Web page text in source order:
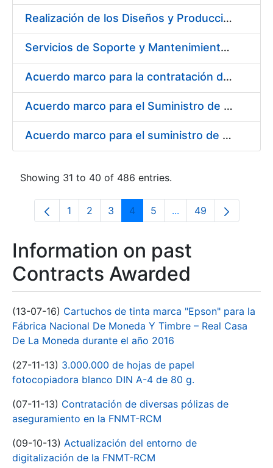
Realización de los Diseños y Producción del Material Gráfico, en sus diferentes formatos y dispositivos, para la correcta comunicación, tanto interna como externa, de la entidad pública empresarial, Fábrica Nacional de Moneda y Timbre-Real Casa de la Moneda (FNMT-RCM)
Servicios de Soporte y Mantenimiento Integral (correctivo, preventivo, evolutivo) del Sistema de Gestión del Ciclo de Vida de las Aplicaciones en el Área de Desarrollo de CERES
Acuerdo marco para la contratación del suministro de material de informática para equipos de producción
Acuerdo marco para el Suministro de Consumibles Informáticos
Acuerdo marco para el suministro de material de filtración
Showing 31 to 40 of 486 entries.
Page
1 Page
2 Page
3 Page
4 Page
5 ...Intermediate Pages
Page
49
Information on past
Contracts Awarded
(13-07-16) Cartuchos de tinta marca "Epson" para la
Fábrica Nacional De Moneda Y Timbre – Real Casa
De La Moneda durante el año 2016
(27-11-13) 3.000.000 de hojas de papel
fotocopiadora blanco DIN A-4 de 80 g.
(07-11-13) Contratación de diversas pólizas de
aseguramiento en la FNMT-RCM
(09-10-13) Actualización del entorno de
digitalización de la FNMT-RCM